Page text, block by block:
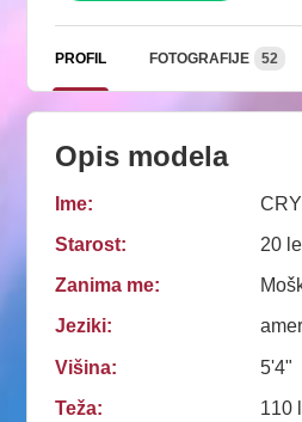
PROFIL FOTOGRAFIJE 52
Opis modela
Ime:
Starost:
20
Zanima me:
Jeziki:
Višina:
5'4"
Teža:
110